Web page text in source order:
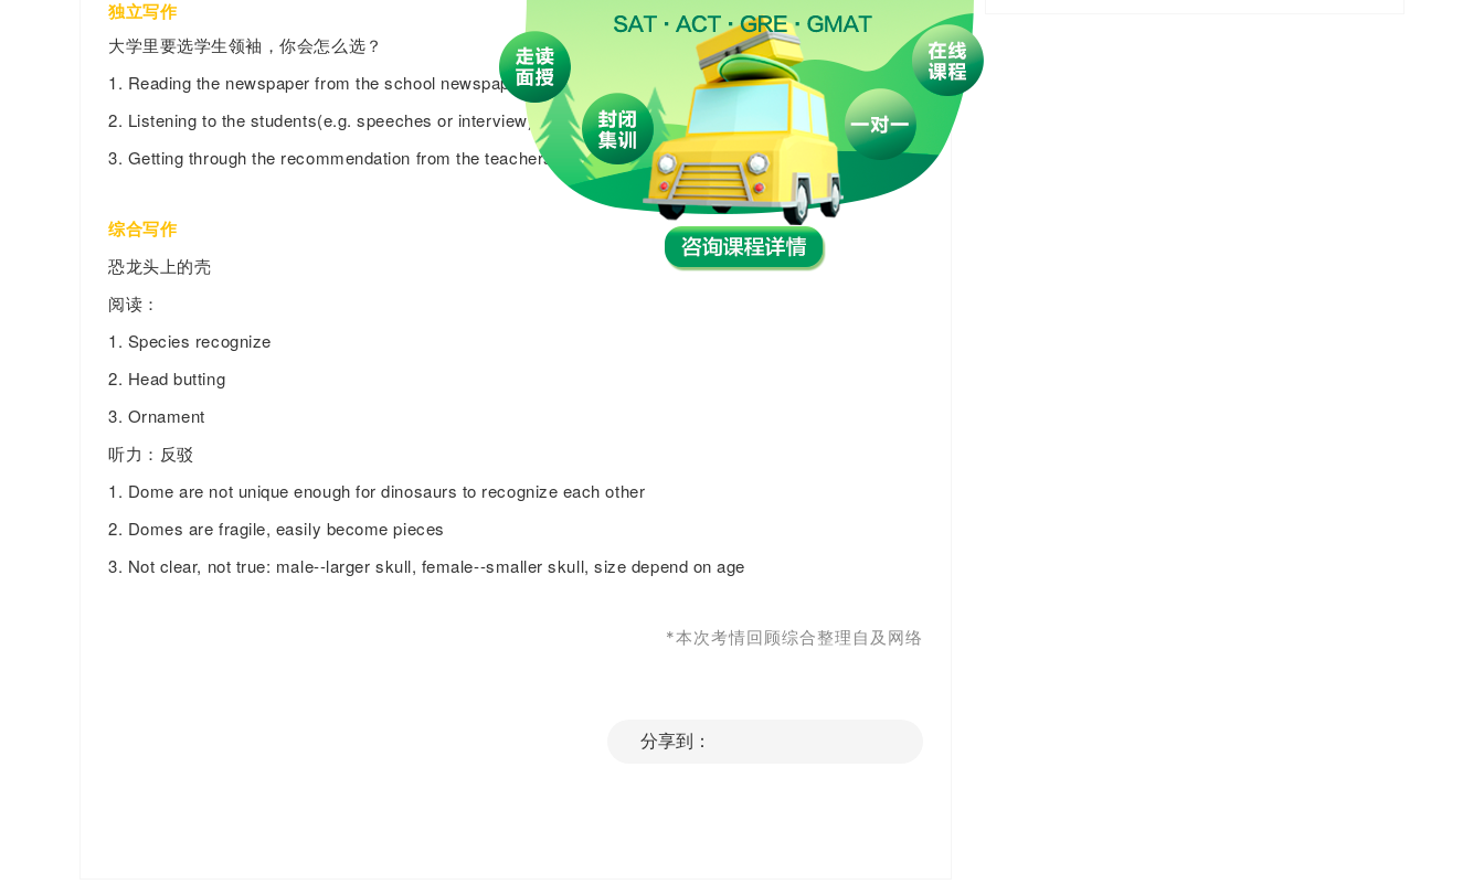
独立写作
大学里要选学生领袖，你会怎么选？
1. Reading the newspaper from the school newspaper’s view of the student
2. Listening to the students(e.g. speeches or interview)
3. Getting through the recommendation from the teachers who teach the students
综合写作
恐龙头上的壳
阅读：
1. Species recognize
2. Head butting
3. Ornament
听力：反驳
1. Dome are not unique enough for dinosaurs to recognize each other
2. Domes are fragile, easily become pieces
3. Not clear, not true: male--larger skull, female--smaller skull, size depend on age
*本次考情回顾综合整理自及网络
分享到：